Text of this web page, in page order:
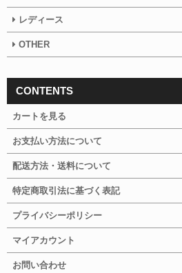
レディース
OTHER
CONTENTS
カートを見る
お支払い方法について
配送方法・送料について
特定商取引法に基づく表記
プライバシーポリシー
マイアカウント
お問い合わせ